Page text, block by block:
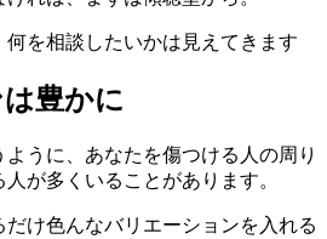
を相談したいかは見えてきます
豊かに
ように、あなたを傷つける人の周り
が多くいることがあります。
け色んなバリエーションを入れる